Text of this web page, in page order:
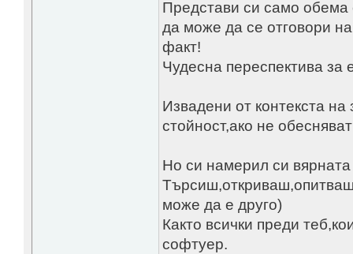
Представи си само
да може да се отговори
факт!
Чудесна переспектива
Извадени от контекста
стойност,ако не
Но си намерил си вярната
може да е друго)
Както всички преди
софтуер.